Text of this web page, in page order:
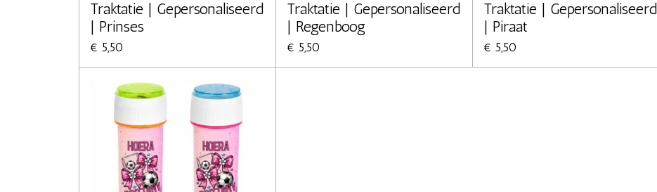
Traktatie | Gepersonaliseerd
| Prinses
€ 5,50
Traktatie | Gepersonaliseerd
| Regenboog
€ 5,50
Traktatie | Gepersonaliseerd
| Piraat
€ 5,50